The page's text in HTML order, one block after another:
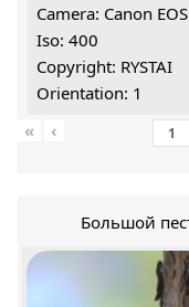
Camera: Canon
Iso: 400
Copyright: RYSTAI
Orientation: 1
«
‹
Большой